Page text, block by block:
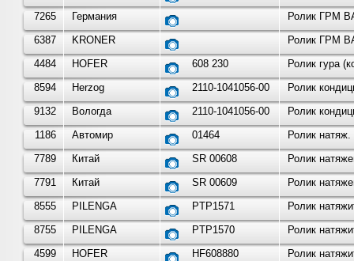
7265
Германия
Ролик ГРМ
6387
KRONER
Ролик ГРМ
4484
HOFER 608 230
Ролик гура
8594
Herzog 2110-1041056-00
Ролик
9132
Вологда 2110-1041056-00
Ролик
1186
Автомир 01464
Ролик натяж.
7789
Китай SR 00608
Ролик
7791
Китай SR 00609
Ролик
8555
PILENGA PTP1571
Ролик
8755
PILENGA PTP1570
Ролик
4599
HOFER HF608880
Ролик